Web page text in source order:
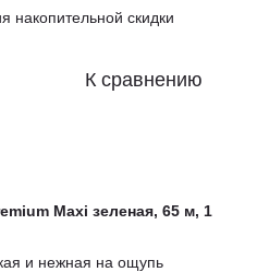
накопительной скидки
К сравнению
Maxi зеленая, 65 м, 1
и нежная на ощупь